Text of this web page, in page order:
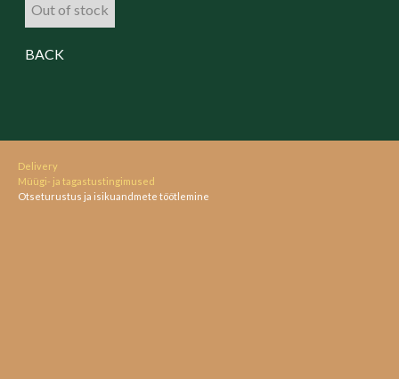
Out of stock
BACK
Delivery
Müügi- ja tagastustingimused
Otseturustus ja isikuandmete töötlemine